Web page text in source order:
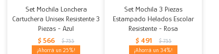
Set Mochila Lonchera
Cartuchera Unisex Resistente 3
Piezas - Azul
$ 566 $ 755
25
Set Mochila 3 Piezas
Estampado Helados Escolar
Resistente - Rosa
$ 491 $ 755
34